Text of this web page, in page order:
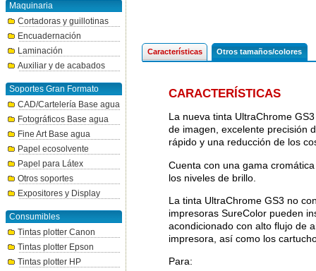
Maquinaria
Cortadoras y guillotinas
Encuadernación
Laminación
Auxiliar y de acabados
Soportes Gran Formato
CAD/Cartelería Base agua
Fotográficos Base agua
Fine Art Base agua
Papel ecosolvente
Papel para Látex
Otros soportes
Expositores y Display
Consumibles
Tintas plotter Canon
Tintas plotter Epson
Tintas plotter HP
Características Otros tamaños/colores
CARACTERÍSTICAS
La nueva tinta UltraChrome
de imagen, excelente precisión
rápido y una reducción de los
Cuenta con una gama
los niveles de brillo.
La tinta UltraChrome GS3 no
impresoras SureColor pueden
acondicionado con alto flujo de
impresora, así como los
Para: